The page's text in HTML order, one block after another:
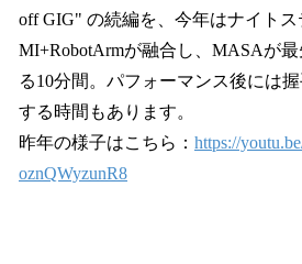
off GIG" の続編を、今年はナイト
MI+RobotArmが融合し、MASAが
る10分間。パフォーマンス後には
する時間もあります。
昨年の様子はこちら： https://
oznQWyzunR8